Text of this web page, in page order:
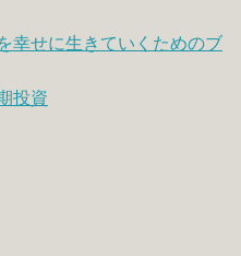
幸せに生きていくためのブ
投資